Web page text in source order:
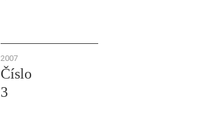
2007
Číslo
3